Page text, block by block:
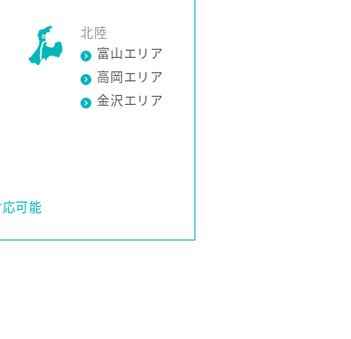
北陸
富山エリア
高岡エリア
金沢エリア
可能